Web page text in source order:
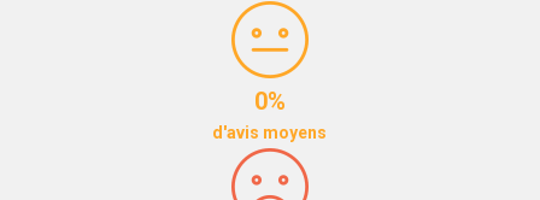
0%
d'avis moyens